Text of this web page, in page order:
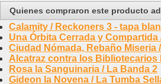
Quienes compraron este producto
Calamity / Reckoners 3 - tapa
Una Órbita Cerrada y Compartida
Ciudad Nómada, Rebaño Miseria
Alcatraz contra los Bibliotecarios
Rosa la Sanguinaria / La Banda 2
Gideon la Novena / La Tumba